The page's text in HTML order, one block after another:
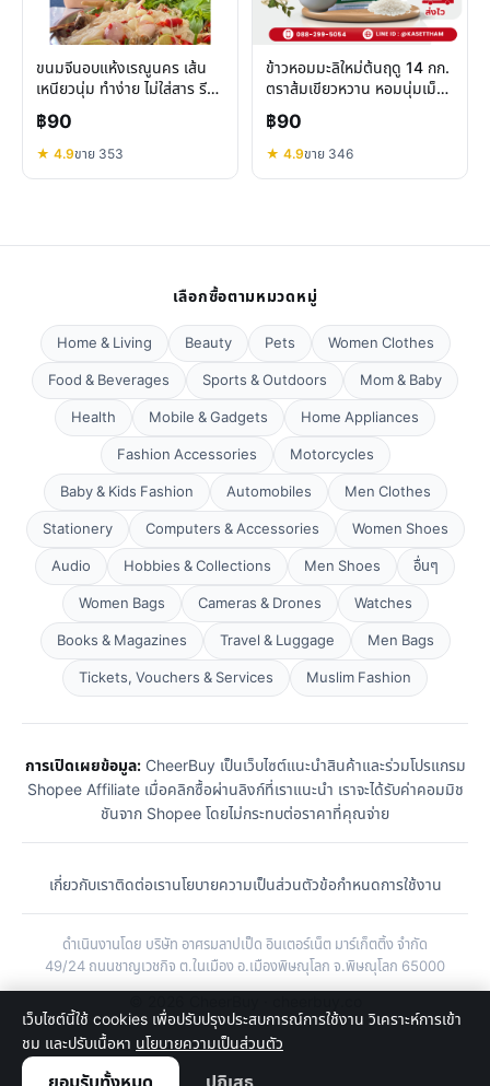
ขนมจีนอบแห้งเรณูนคร เส้น
เหนียวนุ่ม ทำง่าย ไม่ใส่สาร รีวิว
ครบ
฿90
★ 4.9ขาย 353
ข้าวหอมมะลิใหม่ต้นฤดู 14 กก.
ตราส้มเขียวหวาน หอมนุ่มเม็ด
สวย คุ้มค่า
฿90
★ 4.9ขาย 346
เลือกซื้อตามหมวดหมู่
Home & Living Beauty Pets
Women Clothes
Food & Beverages
Sports & Outdoors
Mom & Baby
Health
Mobile & Gadgets
Home Appliances
Fashion Accessories
Motorcycles
Baby & Kids Fashion
Automobiles
Men Clothes
Stationery
Computers & Accessories
Women Shoes
Audio
Hobbies & Collections Men Shoes
อื่นๆ
Women Bags
Cameras & Drones
Watches
Books & Magazines
Travel & Luggage
Men Bags
Tickets, Vouchers & Services
Muslim Fashion
การเปิดเผยข้อมูล:CheerBuy เป็นเว็บไซต์แนะนำสินค้าและร่วมโปรแกรม
Shopee Affiliate เมื่อคลิกซื้อผ่านลิงก์ที่เราแนะนำ เราจะได้รับค่าคอมมิช
ชันจาก Shopee โดยไม่กระทบต่อราคาที่คุณจ่าย
เกี่ยวกับเราติดต่อเรานโยบายความเป็นส่วนตัวข้อกำหนดการใช้งาน
ดำเนินงานโดย บริษัท อาศรมลาปเป็ด อินเตอร์เน็ต มาร์เก็ตติ้ง จำกัด
49/24 ถนนชาญเวชกิจ ต.ในเมือง อ.เมืองพิษณุโลก จ.พิษณุโลก 65000
เว็บไซต์นี้ใช้ cookies เพื่อปรับปรุงประสบการณ์การใช้งาน วิเคราะห์การเข้า
ชม และปรับเนื้อหา นโยบายความเป็นส่วนตัว